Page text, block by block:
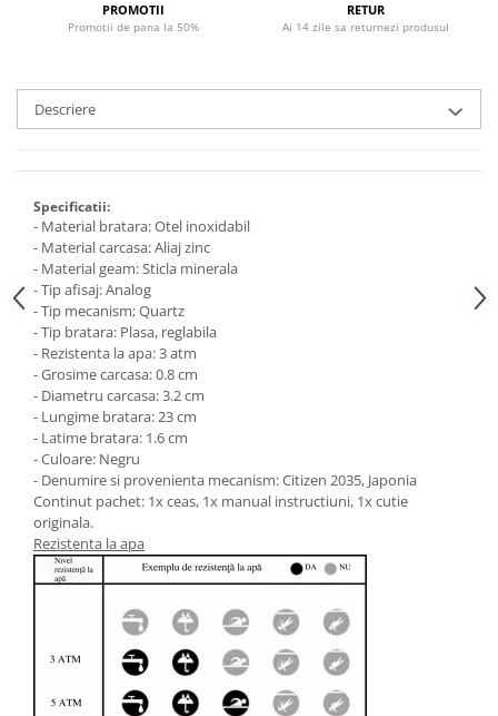
PROMOTII
Promotii de pana la 50%
RETUR
Ai 14 zile sa returnezi produsul
Descriere
Specificatii:
- Material bratara: Otel inoxidabil
- Material carcasa: Aliaj zinc
- Material geam: Sticla minerala
- Tip afisaj: Analog
- Tip mecanism; Quartz
- Tip bratara: Plasa, reglabila
- Rezistenta la apa: 3 atm
- Grosime carcasa: 0.8 cm
- Diametru carcasa: 3.2 cm
- Lungime bratara: 23 cm
- Latime bratara: 1.6 cm
- Culoare: Negru
- Denumire si provenienta mecanism: Citizen 2035, Japonia
Continut pachet: 1x ceas, 1x manual instructiuni, 1x cutie
originala.
Rezistenta la apa